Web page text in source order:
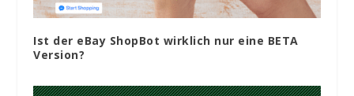
Ist der eBay ShopBot wirklich nur eine BETA
Version?